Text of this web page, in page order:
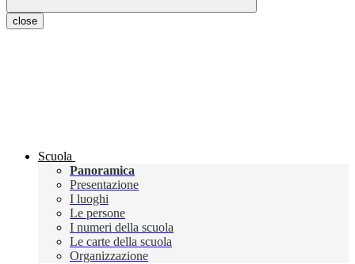
close
Scuola
Panoramica
Presentazione
I luoghi
Le persone
I numeri della scuola
Le carte della scuola
Organizzazione